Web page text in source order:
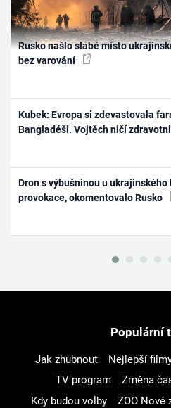
Rusko našlo slabé místo
bez varování
Kubek: Evropa si zdevastovala
Bangladéši. Vojtěch ničí
Dron s výbušninou u
provokace, okomentovalo Rusko
Populární
Jak zhubnout Nejlepší
TV program
Změna
Kdy budou volby
ZOO Nové